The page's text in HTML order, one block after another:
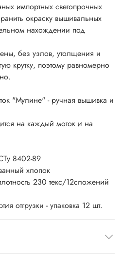
импортных светопрочных
окраску вышивальных
нахождении под
без узлов, утолщения и
крутку, поэтому равномерно
"Мулине" - ручная вышивка и
на каждый моток и на
8402-89
хлопок
230 текс/12сложений
отгрузки - упаковка 12 шт.